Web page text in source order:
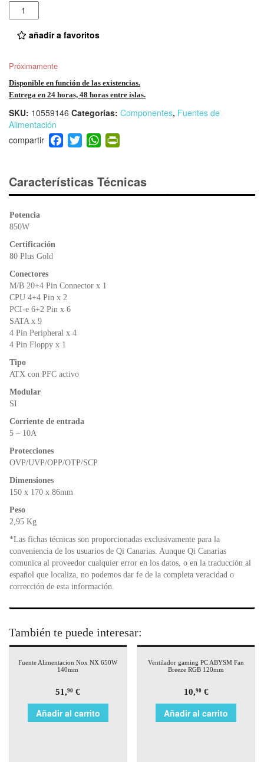
Cantidad
añadir a favoritos
Próximamente
Disponible en función de las existencias.
Entrega en 24 horas, 48 horas entre islas.
SKU: 10559146 Categorías: Componentes, Fuentes de
Alimentación
F
a
e
b
T
wi
er
W
h
s
A
ri
e
Características Técnicas
Potencia
850W
Certificación
80 Plus Gold
Conectores
M/B 20+4 Pin Connector x 1
CPU 4+4 Pin x 2
PCI-e 6+2 Pin x 6
SATA x 9
4 Pin Peripheral x 4
4 Pin Floppy x 1
Tipo
ATX con PFC activo
Modular
SI
Corriente de entrada
5 – 10A
Protecciones
OVP/UVP/OPP/OTP/SCP
Dimensiones
150 x 170 x 86mm
Peso
2,95 Kg
*Las fichas técnicas son proporcionadas exclusivamente para la
conveniencia de los usuarios de Qi Canarias. Aunque Qi Canarias
comunica al proveedor cualquier error en los datos, o en la traducción al
español que localiza, no podemos dar fe de la completa veracidad o
corrección de esta información.
También te puede interesar:
Fuente Alimentacion Nox NX 650W
140mm
51,90 €
Añadir al carrito
Ventilador gaming PC ABYSM Fan
Breeze RGB 120mm
10,90€
Añadir al carrito